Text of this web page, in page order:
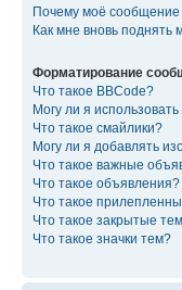
Почему моё
Как мне вновь поднять
Форматирование
Что такое BBCode?
Могу ли я
Что такое смайлики?
Могу ли я добавлять
Что такое важные
Что такое объявления?
Что такое
Что такое закрытые
Что такое значки тем?